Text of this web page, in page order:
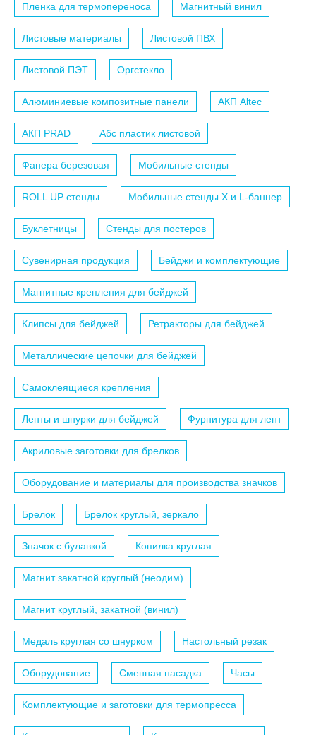
Пленка для термопереноса Магнитный винил
Листовые материалы Листовой ПВХ
Листовой ПЭТ Оргстекло
Алюминиевые композитные панели АКП Altec
АКП PRAD Абс пластик листовой
Фанера березовая Мобильные стенды
ROLL UP стенды Мобильные стенды X и L-баннер
Буклетницы Стенды для постеров
Сувенирная продукция Бейджи и комплектующие
Магнитные крепления для бейджей
Клипсы для бейджей Ретракторы для бейджей
Металлические цепочки для бейджей
Самоклеящиеся крепления
Ленты и шнурки для бейджей Фурнитура для лент
Акриловые заготовки для брелков
Оборудование и материалы для производства значков
Брелок Брелок круглый, зеркало
Значок с булавкой Копилка круглая
Магнит закатной круглый (неодим)
Магнит круглый, закатной (винил)
Медаль круглая со шнурком Настольный резак
Оборудование Сменная насадка Часы
Комплектующие и заготовки для термопресса